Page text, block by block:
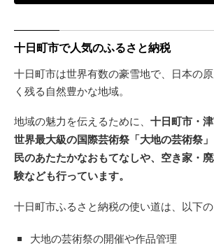
十日町市で人気のふるさと納税
十日町市は世界有数の豪雪地で、日本の
く残る自然豊かな地域。
地域の魅力を伝えるために、 十日町市・
世界最大級の国際芸術祭「大地の芸術祭
民のあたたかなおもてなしや、空き家・
験なども行っています。
十日町市ふるさと納税の使い道は、以下の
大地の芸術祭の開催や作品管理